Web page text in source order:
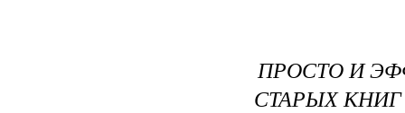
ПРОСТО И
СТАРЫХ КНИГ